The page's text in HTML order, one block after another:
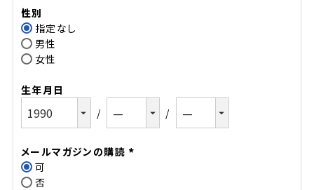
性別
指定なし
男性
女性
生年月日
メールマガジンの購読
可
否